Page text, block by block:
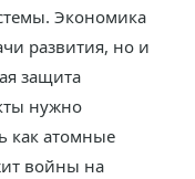
Экономика
развития, но и
защита
нужно
как атомные
войны на